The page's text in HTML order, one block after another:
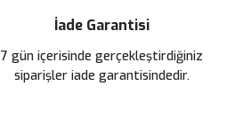
İade Garantisi
7 gün içerisinde gerçekleştirdiğiniz
siparişler iade garantisindedir.